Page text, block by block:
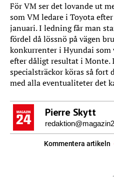
För VM ser det lovande ut
som VM ledare i Toyota
januari. I ledning får man
fördel då lössnö på vägen
konkurrenter i Hyundai som
efter dåligt resultat i Monte.
specialsträckor köras så fort
med alla eventualiteter det
Pierre Skytt
Kommentera artikeln